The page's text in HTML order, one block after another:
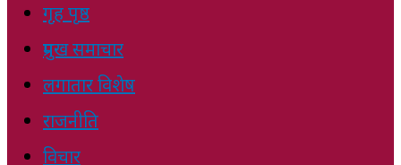
गृह पृष्ठ
प्रमुख समाचार
लगातार विशेष
राजनीति
विचार